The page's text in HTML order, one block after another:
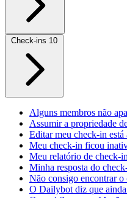
Check-ins 10
Alguns membros não
Assumir a propriedade
Editar meu check-in
Meu check-in ficou
Meu relatório de check-
Minha resposta do
Não consigo encontrar
O Dailybot diz que